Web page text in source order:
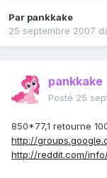
Par pankkake
25 septembre 2007
pankkake
Posté 25
850*77,1 retourne
http://
http://reddit.com/